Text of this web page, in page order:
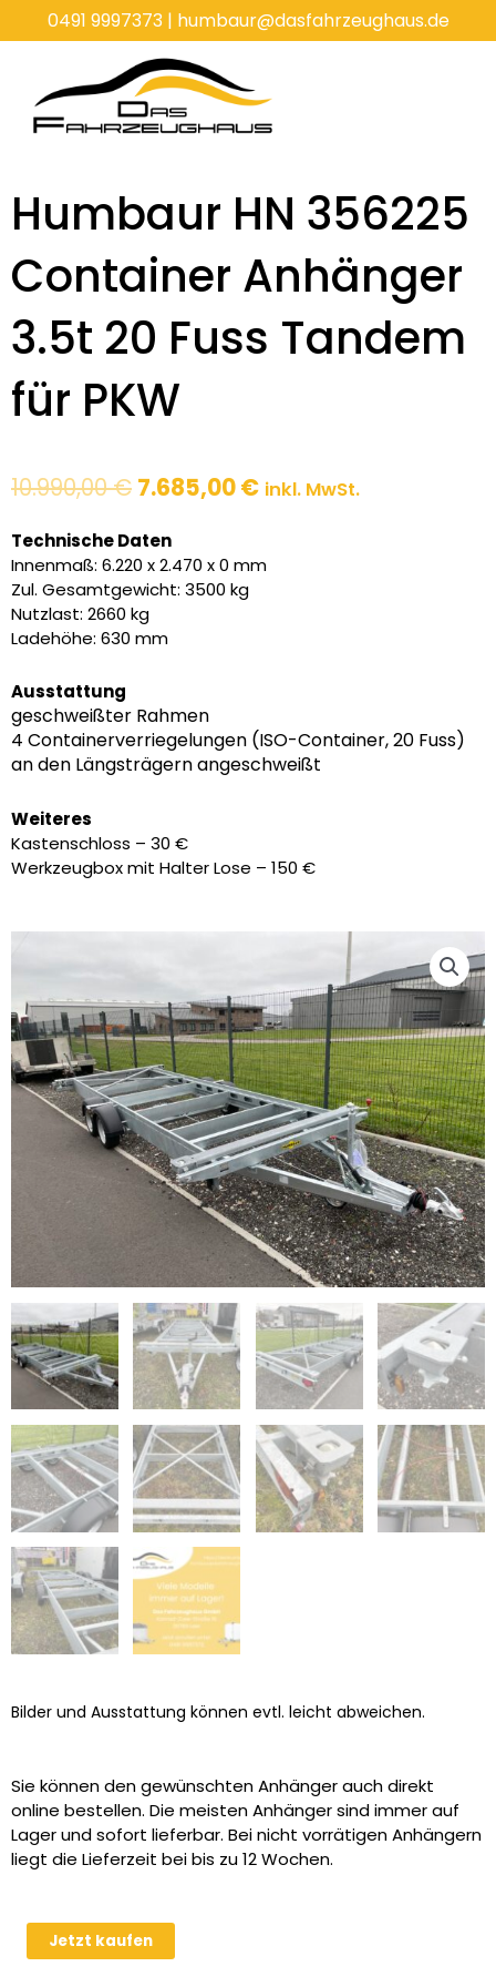
0491 9997373| humbaur@dasfahrzeughaus.de
Bilder und Ausstattung können evtl. leicht abweichen.
Sie können den gewünschten Anhänger auch direkt
online bestellen. Die meisten Anhänger sind immer auf
Lager und sofort lieferbar. Bei nicht vorrätigen Anhängern
liegt die Lieferzeit bei bis zu 12 Wochen.
Humbaur
HN
Jetzt kaufen
Humbaur HN 356225
Container Anhänger
3.5t 20 Fuss Tandem
für PKW
10.990,00€ Ursprünglicher
war:
10.990,00 €
7.685,00€Aktueller
7.685,00 €.
inkl. MwSt.
Technische Daten
Innenmaß: 6.220 x 2.470 x 0 mm
Zul. Gesamtgewicht: 3500 kg
Nutzlast: 2660 kg
Ladehöhe: 630 mm
Ausstattung
geschweißter Rahmen
4 Containerverriegelungen (ISO-Container, 20 Fuss)
an den Längsträgern angeschweißt
Weiteres
Kastenschloss – 30 €
Werkzeugbox mit Halter Lose – 150 €